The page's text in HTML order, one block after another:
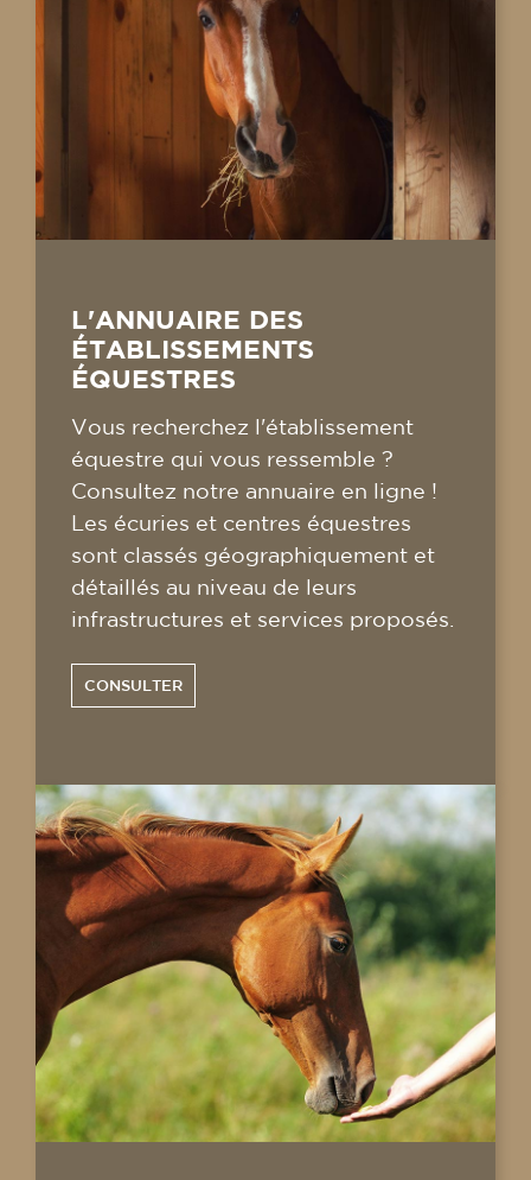
L'ANNUAIRE DES
ÉTABLISSEMENTS
ÉQUESTRES
Vous recherchez l'établissement
équestre qui vous ressemble ?
Consultez notre annuaire en ligne !
Les écuries et centres équestres
sont classés géographiquement et
détaillés au niveau de leurs
infrastructures et services proposés.
CONSULTER